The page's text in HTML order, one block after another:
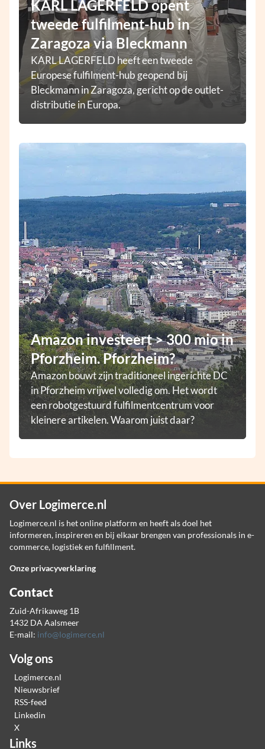
KARL LAGERFELD opent
tweede fulfilment-hub in
Zaragoza via Bleckmann
KARL LAGERFELD heeft een tweede
Europese fulfilment-hub geopend bij
Bleckmann in Zaragoza, gericht op de outlet-
distributie in Europa.
Amazon investeert > 300 mio in
Pforzheim. Pforzheim?
Amazon bouwt zijn traditioneel ingerichte DC
in Pforzheim vrijwel volledig om. Het wordt
een robotgestuurd fulfilmentcentrum voor
kleinere artikelen. Waarom juist daar?
Over Logimerce.nl
Logimerce.nl is het online platform en heeft als doel het
informeren, inspireren en bij elkaar brengen van professionals in e-
commerce, logistiek en fulfillment.
Onze privacyverklaring
Contact
Zuid-Afrikaweg 1B
1432 DA Aalsmeer
E-mail: info@logimerce.nl
Volg ons
Logimerce.nl
Nieuwsbrief
RSS-feed
Linkedin
X
Links